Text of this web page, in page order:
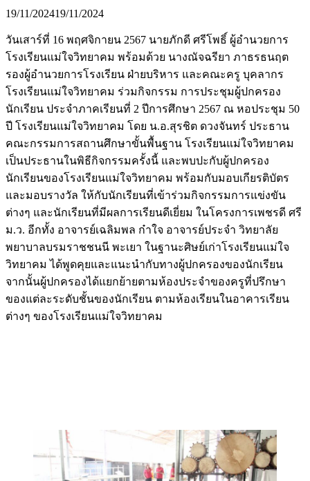
19/11/202419/11/2024
วันเสาร์ที่ 16 พฤศจิกายน 2567 นายภักดี ศรีโพธิ์ ผู้อำนวยการ
โรงเรียนแม่ใจวิทยาคม พร้อมด้วย นางณัจฉรียา ภาธรธนฤต
รองผู้อำนวยการโรงเรียน ฝ่ายบริหาร และคณะครู บุคลากร
โรงเรียนแม่ใจวิทยาคม ร่วมกิจกรรม การประชุมผู้ปกครอง
นักเรียน ประจำภาคเรียนที่ 2 ปีการศึกษา 2567 ณ หอประชุม 50
ปี โรงเรียนแม่ใจวิทยาคม โดย น.อ.สุรชิต ดวงจันทร์ ประธาน
คณะกรรมการสถานศึกษาขั้นพื้นฐาน โรงเรียนแม่ใจวิทยาคม
เป็นประธานในพิธีกิจกรรมครั้งนี้ และพบปะกับผู้ปกครอง
นักเรียนของโรงเรียนแม่ใจวิทยาคม พร้อมกับมอบเกียรติบัตร
และมอบรางวัล ให้กับนักเรียนที่เข้าร่วมกิจกรรมการแข่งขัน
ต่างๆ และนักเรียนที่มีผลการเรียนดีเยี่ยม ในโครงการเพชรดี ศรี
ม.ว. อีกทั้ง อาจารย์เฉลิมพล ก๋าใจ อาจารย์ประจำ วิทยาลัย
พยาบาลบรมราชชนนี พะเยา ในฐานะศิษย์เก่าโรงเรียนแม่ใจ
วิทยาคม ได้พูดคุยและแนะนำกับทางผู้ปกครองของนักเรียน
จากนั้นผู้ปกครองได้แยกย้ายตามห้องประจำของครูที่ปรึกษา
ของแต่ละระดับชั้นของนักเรียน ตามห้องเรียนในอาคารเรียน
ต่างๆ ของโรงเรียนแม่ใจวิทยาคม